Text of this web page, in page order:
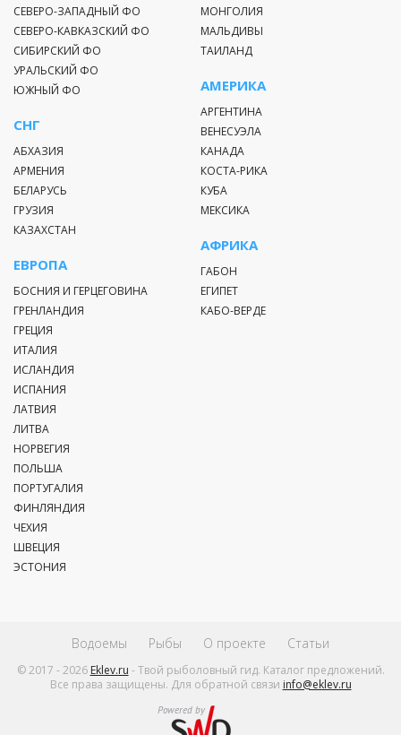
СЕВЕРО-ЗАПАДНЫЙ ФО
СЕВЕРО-КАВКАЗСКИЙ ФО
СИБИРСКИЙ ФО
УРАЛЬСКИЙ ФО
ЮЖНЫЙ ФО
СНГ
АБХАЗИЯ
АРМЕНИЯ
БЕЛАРУСЬ
ГРУЗИЯ
КАЗАХСТАН
ЕВРОПА
БОСНИЯ И ГЕРЦЕГОВИНА
ГРЕНЛАНДИЯ
ГРЕЦИЯ
ИТАЛИЯ
ИСЛАНДИЯ
ИСПАНИЯ
ЛАТВИЯ
ЛИТВА
НОРВЕГИЯ
ПОЛЬША
ПОРТУГАЛИЯ
ФИНЛЯНДИЯ
ЧЕХИЯ
ШВЕЦИЯ
ЭСТОНИЯ
МОНГОЛИЯ
МАЛЬДИВЫ
ТАИЛАНД
АМЕРИКА
АРГЕНТИНА
ВЕНЕСУЭЛА
КАНАДА
КОСТА-РИКА
КУБА
МЕКСИКА
АФРИКА
ГАБОН
ЕГИПЕТ
КАБО-ВЕРДЕ
© 2017 - 2026 Eklev.ru - Твой рыболовный гид. Каталог предложений.
Все права защищены. Для обратной связи info@eklev.ru
Водоемы Рыбы О проекте Статьи